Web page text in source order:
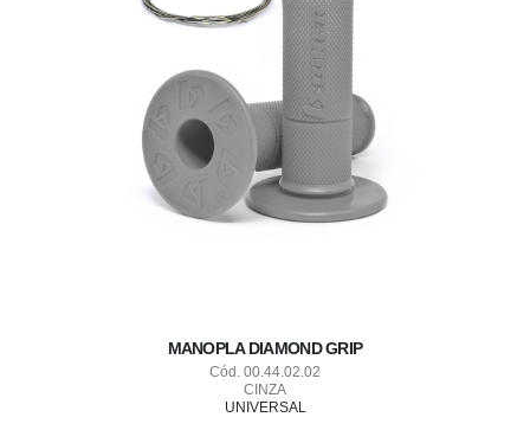
MANOPLA DIAMOND GRIP
Cód. 00.44.02.02
CINZA
UNIVERSAL